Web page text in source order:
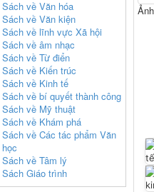
Sách về Văn hóa
Sách về Văn kiện
Sách về lĩnh vực Xã hội
Sách về âm nhạc
Sách về Từ điển
Sách về Kiến trúc
Sách về Kinh tế
Sách về bí quyết thành công
Sách về Mỹ thuật
Sách về Khám phá
Sách về Các tác phẩm Văn
học
Sách về Tâm lý
Sách Giáo trình